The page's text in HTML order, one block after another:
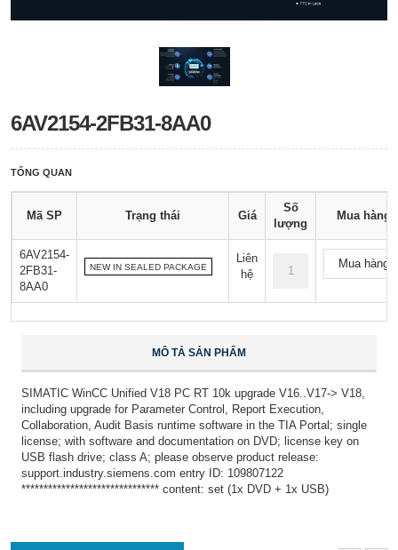
6AV2154-2FB31-8AA0
TỔNG QUAN
Mã SP Trạng thái Giá
Số
lượng
Mua hàng
6AV2154-
2FB31-
8AA0
NEW IN SEALED PACKAGE
Liên
hệ
Mua hàng
MÔ TẢ SẢN PHẨM
SIMATIC WinCC Unified V18 PC RT 10k upgrade V16..V17-> V18,
including upgrade for Parameter Control, Report Execution,
Collaboration, Audit Basis runtime software in the TIA Portal; single
license; with software and documentation on DVD; license key on
USB flash drive; class A; please observe product release:
support.industry.siemens.com entry ID: 109807122
******************************* content: set (1x DVD + 1x USB)